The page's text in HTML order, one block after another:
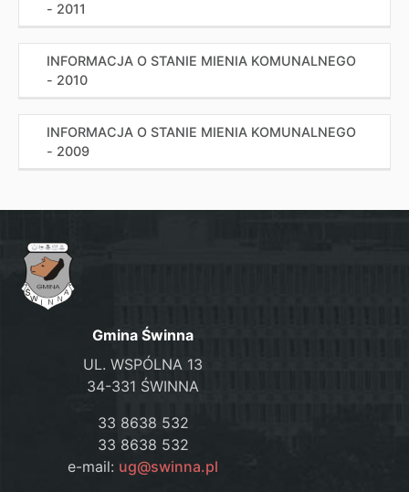
- 2011
INFORMACJA O STANIE MIENIA KOMUNALNEGO
- 2010
INFORMACJA O STANIE MIENIA KOMUNALNEGO
- 2009
Gmina Świnna
UL. WSPÓLNA 13
34-331 ŚWINNA
33 8638 532
33 8638 532
e-mail: ug@swinna.pl